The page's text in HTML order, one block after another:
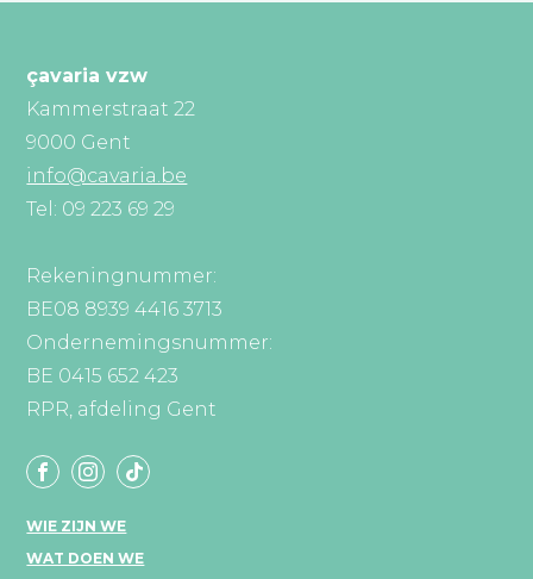
çavaria vzw
Kammerstraat 22
9000 Gent
info@cavaria.be
Tel: 09 223 69 29
Rekeningnummer:
BE08 8939 4416 3713
Ondernemingsnummer:
BE 0415 652 423
RPR, afdeling Gent
WIE ZIJN WE
WAT DOEN WE